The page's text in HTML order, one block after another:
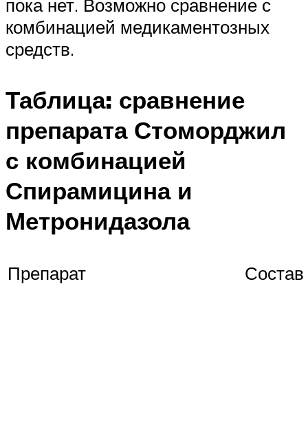
пока нет. Возможно сравнение с
комбинацией медикаментозных
средств.
Таблица: сравнение
препарата Стоморджил
с комбинацией
Спирамицина и
Метронидазола
Препарат Состав